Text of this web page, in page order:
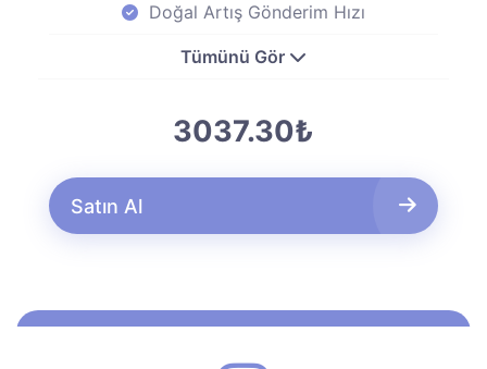
Doğal Artış Gönderim Hızı
Tümünü Gör
3037.30₺
Satın Al